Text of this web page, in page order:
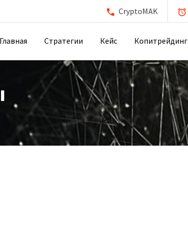
CryptoMAK
Главная Стратегии Кейс Копитрейдинг